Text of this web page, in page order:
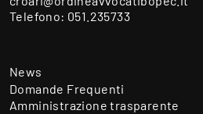
Telefono: 051.235733
News
Domande Frequenti
Amministrazione trasparente